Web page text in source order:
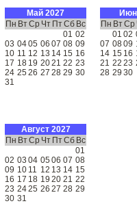
Май 2027
Пн ВтСр Чт ПтСб Вс
01 02
03 0405 06 07 08 09
10 11 12 13 14 15 16
17 18 19 2021 22 23
24 25 26 27 28 29 30
31
Пн ВтСр
01 02
07 0809
14 15 16
21 22 23
28 29 30
Август 2027
Пн ВтСр Чт ПтСб Вс
01
02 03 04 05 06 07 08
09 10 11 12 13 14 15
16 17 18 19 20 21 22
23 2425 26 27 28 29
30 31